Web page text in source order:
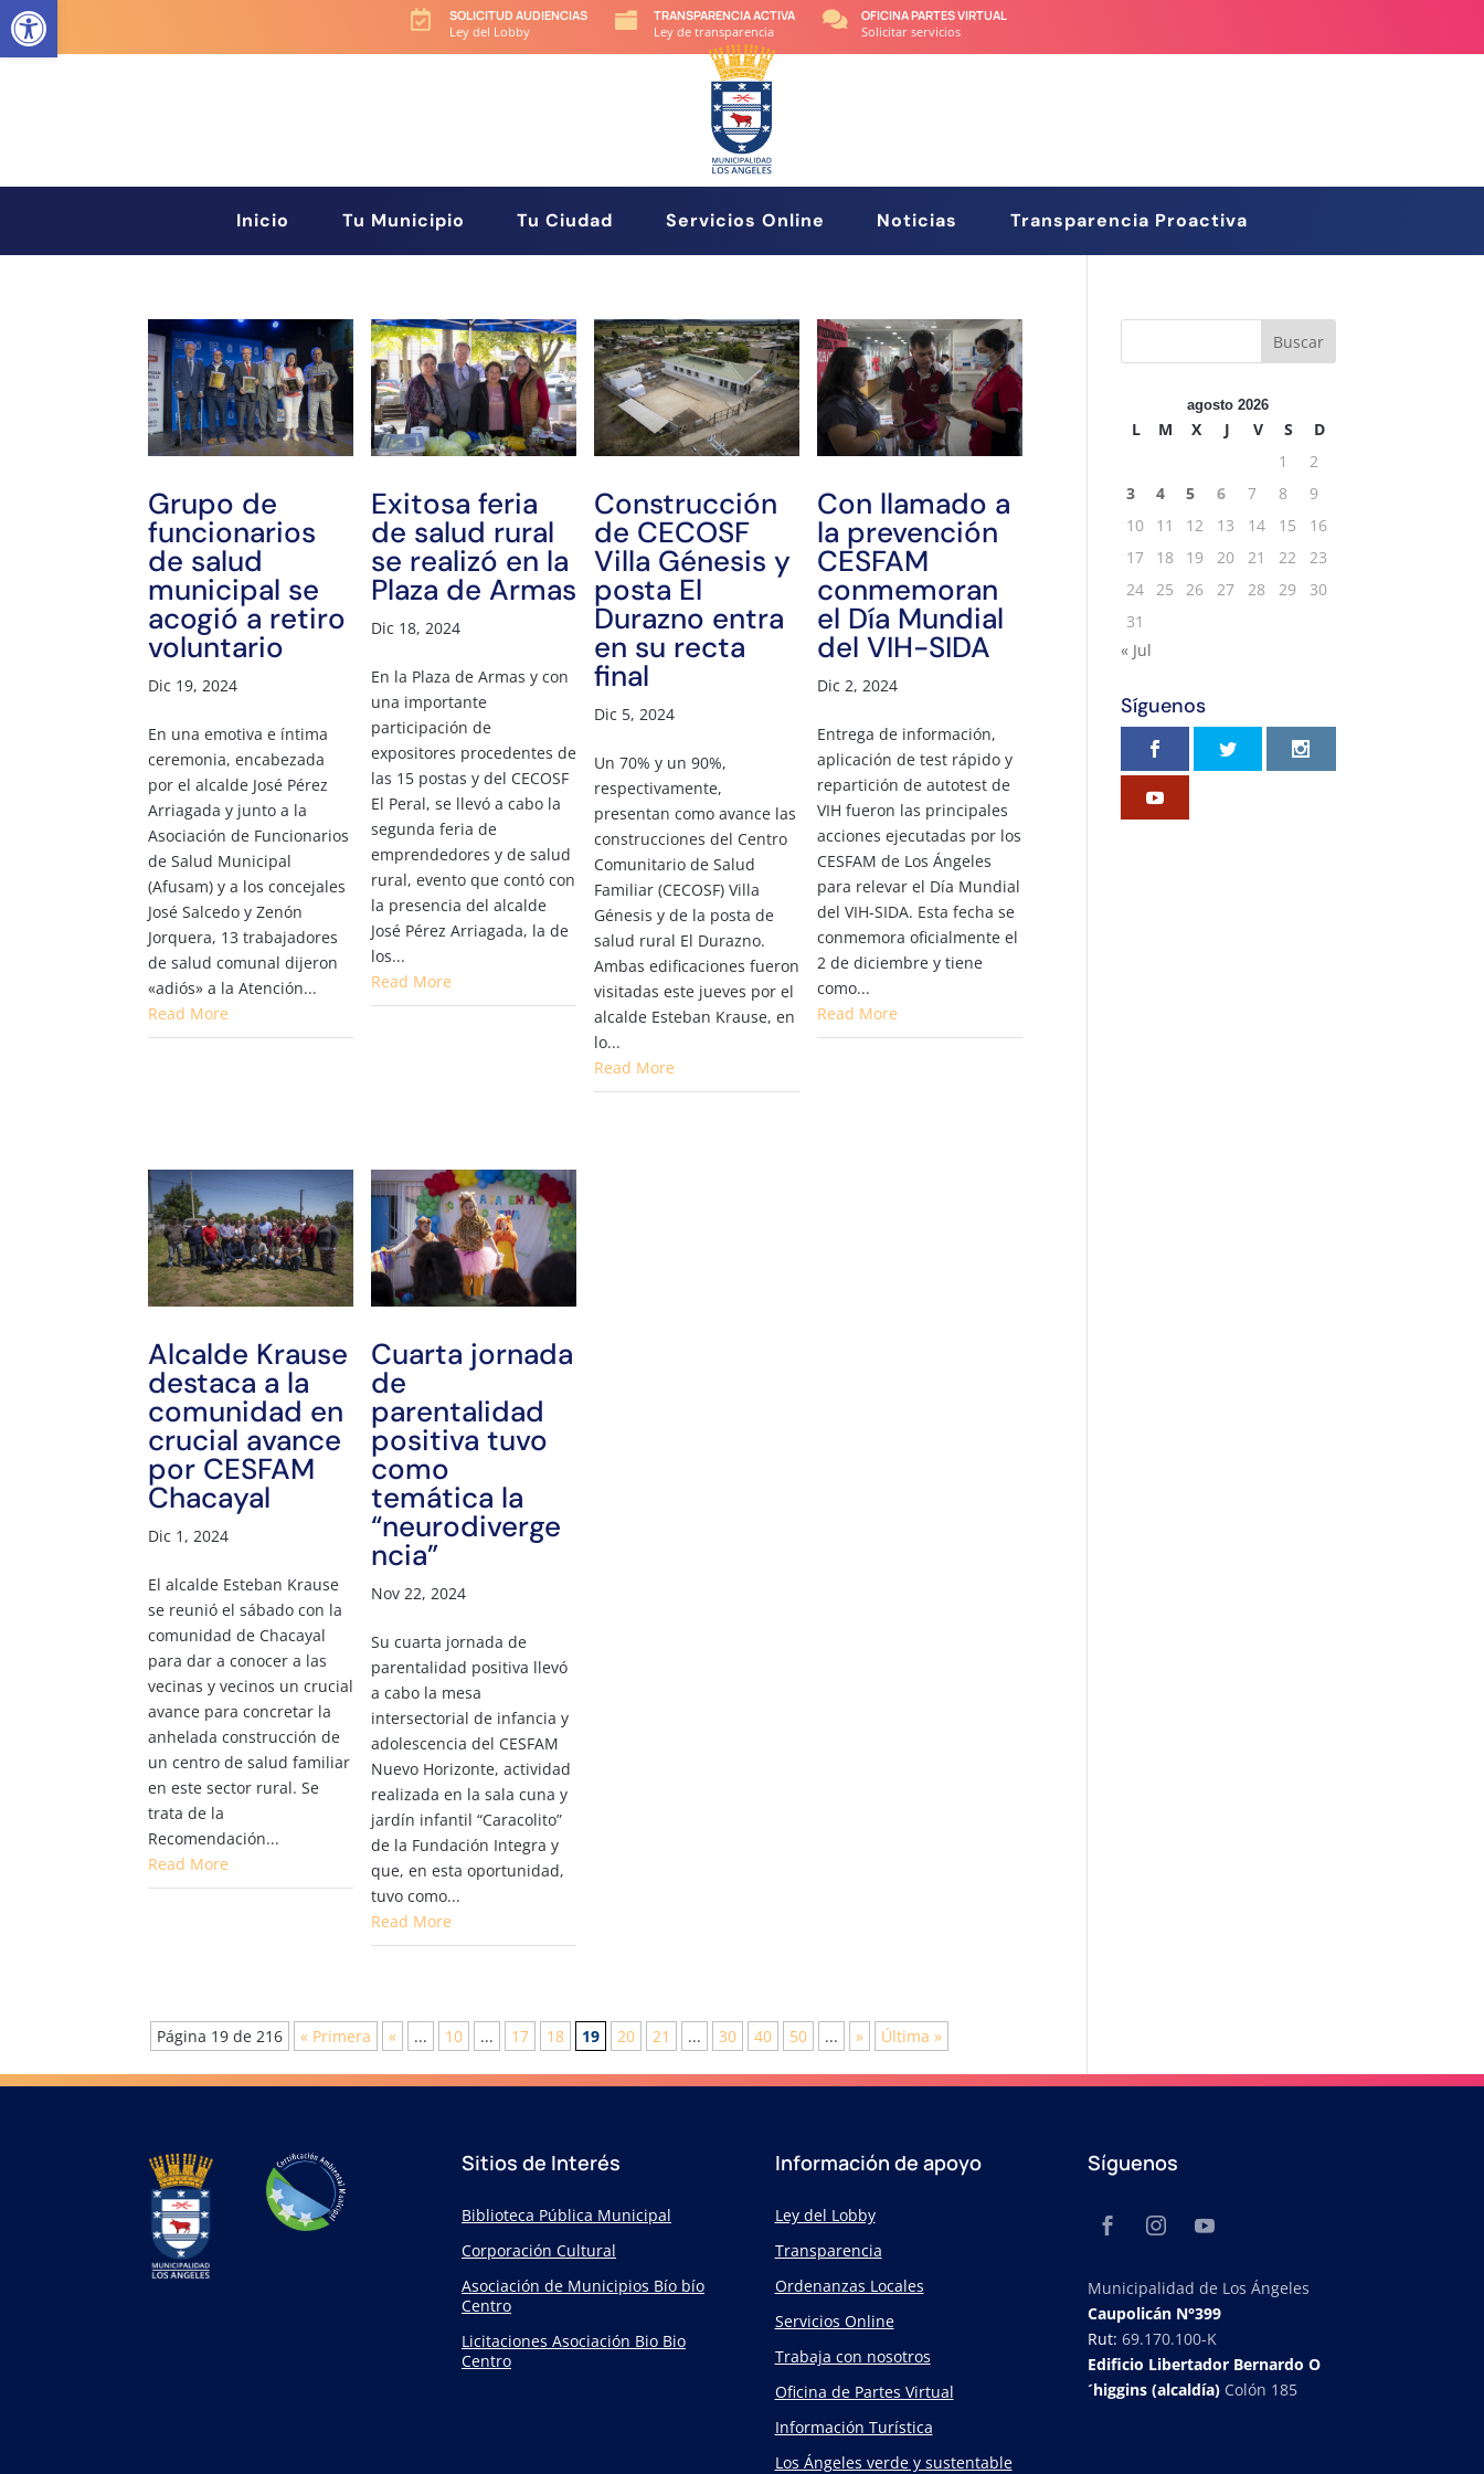

SOLICITUD AUDIENCIAS
Ley del Lobby

TRANSPARENCIA ACTIVA
Ley de transparencia

OFICINA PARTES VIRTUAL
Solicitar servicios
Inicio Tu Municipio Tu Ciudad Servicios Online Noticias Transparencia Proactiva
Grupo de
funcionarios
de salud
municipal se
acogió a retiro
voluntario
Dic 19, 2024
En una emotiva e íntima
ceremonia, encabezada
por el alcalde José Pérez
Arriagada y junto a la
Asociación de Funcionarios
de Salud Municipal
(Afusam) y a los concejales
José Salcedo y Zenón
Jorquera, 13 trabajadores
de salud comunal dijeron
«adiós» a la Atención...
Read More
Exitosa feria
de salud rural
se realizó en la
Plaza de Armas
Dic 18, 2024
En la Plaza de Armas y con
una importante
participación de
expositores procedentes de
las 15 postas y del CECOSF
El Peral, se llevó a cabo la
segunda feria de
emprendedores y de salud
rural, evento que contó con
la presencia del alcalde
José Pérez Arriagada, la de
los...
Read More
Construcción
de CECOSF
Villa Génesis y
posta El
Durazno entra
en su recta
final
Dic 5, 2024
Un 70% y un 90%,
respectivamente,
presentan como avance las
construcciones del Centro
Comunitario de Salud
Familiar (CECOSF) Villa
Génesis y de la posta de
salud rural El Durazno.
Ambas edificaciones fueron
visitadas este jueves por el
alcalde Esteban Krause, en
lo...
Read More
Con llamado a
la prevención
CESFAM
conmemoran
el Día Mundial
del VIH-SIDA
Dic 2, 2024
Entrega de información,
aplicación de test rápido y
repartición de autotest de
VIH fueron las principales
acciones ejecutadas por los
CESFAM de Los Ángeles
para relevar el Día Mundial
del VIH-SIDA. Esta fecha se
conmemora oficialmente el
2 de diciembre y tiene
como...
Read More
Alcalde Krause
destaca a la
comunidad en
crucial avance
por CESFAM
Chacayal
Dic 1, 2024
El alcalde Esteban Krause
se reunió el sábado con la
comunidad de Chacayal
para dar a conocer a las
vecinas y vecinos un crucial
avance para concretar la
anhelada construcción de
un centro de salud familiar
en este sector rural. Se
trata de la
Recomendación...
Read More
Cuarta jornada
de
parentalidad
positiva tuvo
como
temática la
“neurodiverge
ncia”
Nov 22, 2024
Su cuarta jornada de
parentalidad positiva llevó
a cabo la mesa
intersectorial de infancia y
adolescencia del CESFAM
Nuevo Horizonte, actividad
realizada en la sala cuna y
jardín infantil “Caracolito”
de la Fundación Integra y
que, en esta oportunidad,
tuvo como...
Read More
Página 19 de 216 « Primera « ... 10 ... 17 18 19 20 21 ... 30 40 50 ... » Última »
agosto 2026
L M X J V S
D
1
2
3
4 5 6 7 8
9
10
11 12 13 14 15
16
17
18 19 20 21 22
23
24 25 26 27 28 29
30
31
« Jul
Síguenos
Sitios de Interés
Biblioteca Pública Municipal
Corporación Cultural
Asociación de Municipios Bío bío
Centro
Licitaciones Asociación Bio Bio
Centro
Información de apoyo
Ley del Lobby
Transparencia
Ordenanzas Locales
Servicios Online
Trabaja con nosotros
Oficina de Partes Virtual
Información Turística
Los Ángeles verde y sustentable
Síguenos
Municipalidad de Los Ángeles
Caupolicán N°399
Rut:69.170.100-K
Edificio Libertador Bernardo O
´higgins (alcaldía) Colón 185